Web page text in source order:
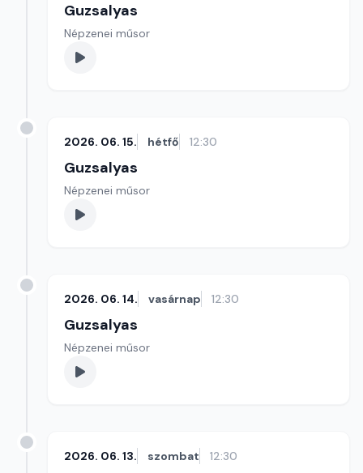
Guzsalyas
Népzenei műsor
2026. 06. 15. hétfő 12:30
Guzsalyas
Népzenei műsor
2026. 06. 14. vasárnap 12:30
Guzsalyas
Népzenei műsor
2026. 06. 13. szombat 12:30